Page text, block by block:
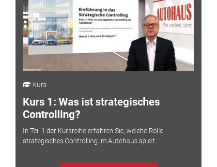
Kurs
Kurs 1: Was ist strategisches
Controlling?
In Teil 1 der Kursreihe erfahren Sie, welche Rolle
strategisches Controlling im Autohaus spielt.